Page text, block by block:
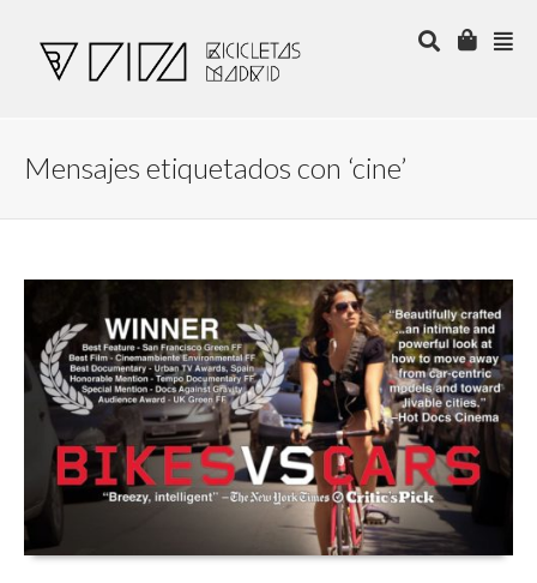
Mensajes etiquetados con ‘cine’